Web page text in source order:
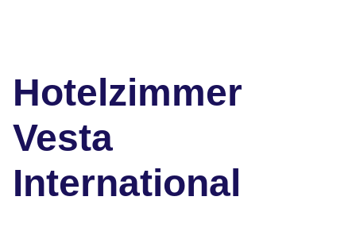
Hotelzimmer
Vesta
International